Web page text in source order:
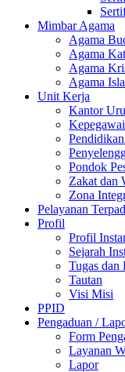
Mimbar Agama
Agama
Agama
Agama
Agama
Unit Kerja
Kantor
Pondok
Zakat dan
Zona
Pelayanan
Profil
Profil
Sejarah
Tugas dan
Tautan
Visi Misi
PPID
Pengaduan /
Form
Layanan
Lapor